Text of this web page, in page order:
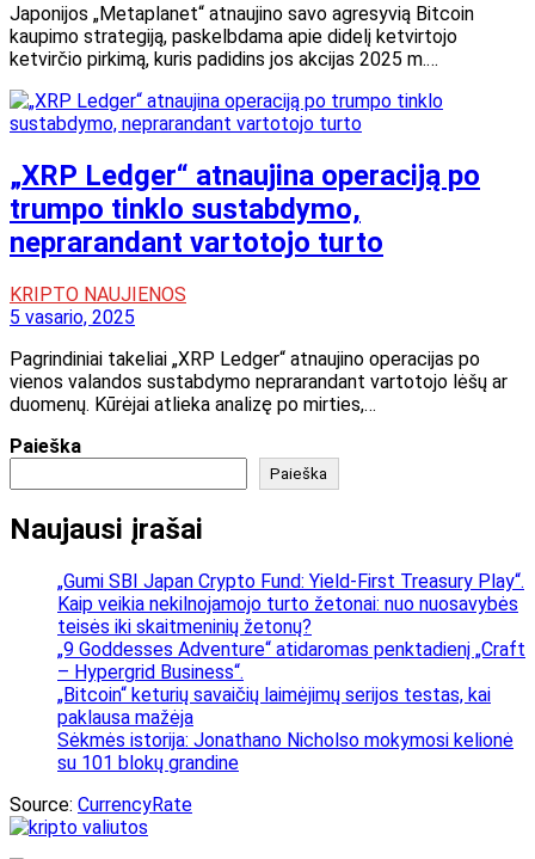
Japonijos „Metaplanet“ atnaujino savo agresyvią Bitcoin
kaupimo strategiją, paskelbdama apie didelį ketvirtojo
ketvirčio pirkimą, kuris padidins jos akcijas 2025 m.…
„XRP Ledger“ atnaujina operaciją po
trumpo tinklo sustabdymo,
neprarandant vartotojo turto
KRIPTO NAUJIENOS
5 vasario, 2025
Pagrindiniai takeliai „XRP Ledger“ atnaujino operacijas po
vienos valandos sustabdymo neprarandant vartotojo lėšų ar
duomenų. Kūrėjai atlieka analizę po mirties,…
Paieška
Paieška
Naujausi įrašai
„Gumi SBI Japan Crypto Fund: Yield-First Treasury Play“.
Kaip veikia nekilnojamojo turto žetonai: nuo nuosavybės
teisės iki skaitmeninių žetonų?
„9 Goddesses Adventure“ atidaromas penktadienį „Craft
– Hypergrid Business“.
„Bitcoin“ keturių savaičių laimėjimų serijos testas, kai
paklausa mažėja
Sėkmės istorija: Jonathano Nicholso mokymosi kelionė
su 101 blokų grandine
Source: CurrencyRate